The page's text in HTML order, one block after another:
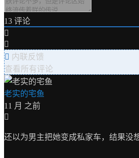
13 评论
内联反馈
查看所有评论
老实的宅鱼
11 月 之前
还以为男主把她变成私家车，结果没